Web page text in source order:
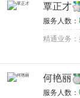
覃正才
服务人数：
精通业务
何艳丽
服务人数：